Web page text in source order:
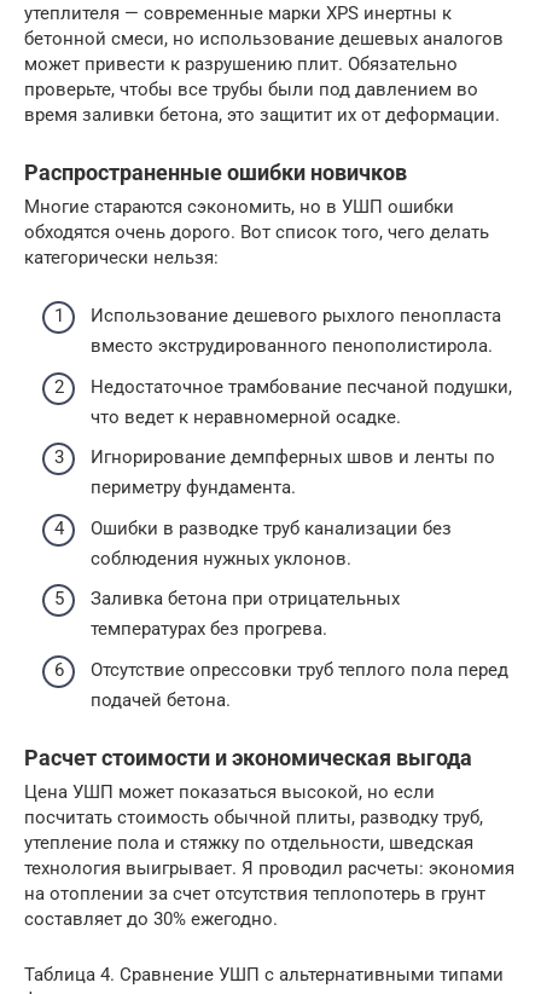
утеплителя — современные марки XPS инертны к
бетонной смеси, но использование дешевых аналогов
может привести к разрушению плит. Обязательно
проверьте, чтобы все трубы были под давлением во
время заливки бетона, это защитит их от деформации.
Распространенные ошибки новичков
Многие стараются сэкономить, но в УШП ошибки
обходятся очень дорого. Вот список того, чего делать
категорически нельзя:
Использование дешевого рыхлого пенопласта
вместо экструдированного пенополистирола.
Недостаточное трамбование песчаной подушки,
что ведет к неравномерной осадке.
Игнорирование демпферных швов и ленты по
периметру фундамента.
Ошибки в разводке труб канализации без
соблюдения нужных уклонов.
Заливка бетона при отрицательных
температурах без прогрева.
Отсутствие опрессовки труб теплого пола перед
подачей бетона.
Расчет стоимости и экономическая выгода
Цена УШП может показаться высокой, но если
посчитать стоимость обычной плиты, разводку труб,
утепление пола и стяжку по отдельности, шведская
технология выигрывает. Я проводил расчеты: экономия
на отоплении за счет отсутствия теплопотерь в грунт
составляет до 30% ежегодно.
Таблица 4. Сравнение УШП с альтернативными типами